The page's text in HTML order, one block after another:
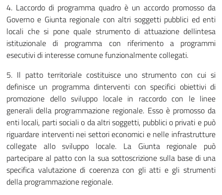
4. Laccordo di programma quadro è un accordo promosso da
Governo e Giunta regionale con altri soggetti pubblici ed enti
locali che si pone quale strumento di attuazione dellintesa
istituzionale di programma con riferimento a programmi
esecutivi di interesse comune funzionalmente collegati.
5. Il patto territoriale costituisce uno strumento con cui si
definisce un programma dinterventi con specifici obiettivi di
promozione dello sviluppo locale in raccordo con le linee
generali della programmazione regionale. Esso è promosso da
enti locali, parti sociali o da altri soggetti, pubblici o privati e può
riguardare interventi nei settori economici e nelle infrastrutture
collegate allo sviluppo locale. La Giunta regionale può
partecipare al patto con la sua sottoscrizione sulla base di una
specifica valutazione di coerenza con gli atti e gli strumenti
della programmazione regionale.